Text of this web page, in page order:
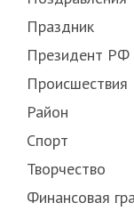
Праздник
Президент РФ
Происшествия
Район
Спорт
Творчество
Финансовая